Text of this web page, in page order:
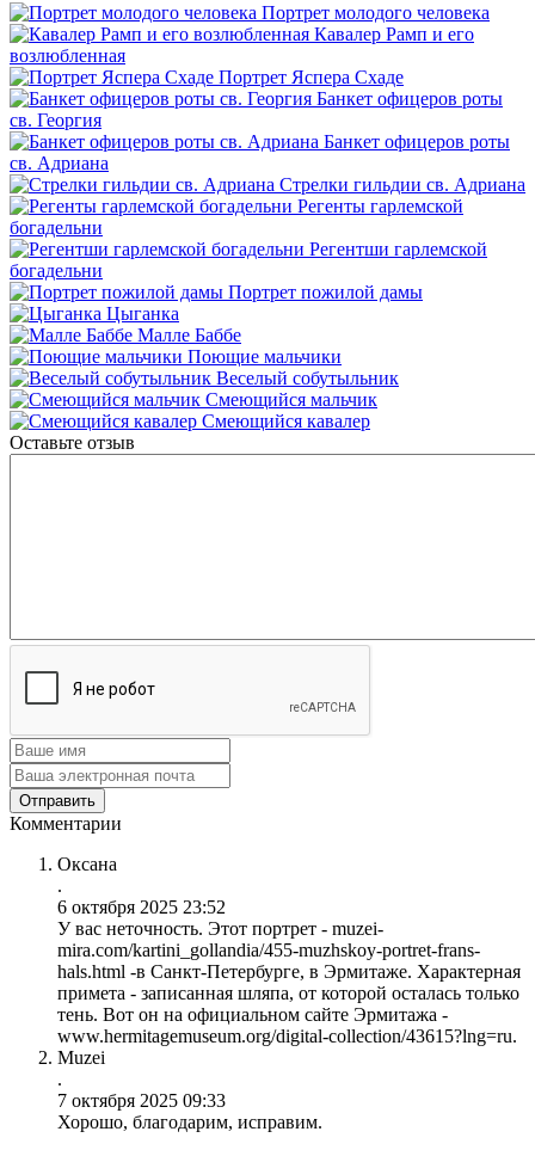
Портрет молодого человека
Кавалер Рамп и его
возлюбленная
Портрет Яспера Схаде
Банкет офицеров роты
св. Георгия
Банкет офицеров роты
св. Адриана
Стрелки гильдии св. Адриана
Регенты гарлемской
богадельни
Регентши гарлемской
богадельни
Портрет пожилой дамы
Цыганка
Малле Баббе
Поющие мальчики
Веселый собутыльник
Смеющийся мальчик
Смеющийся кавалер
Оставьте отзыв
Комментарии
Оксана
.
6 октября 2025 23:52
У вас неточность. Этот портрет - muzei-
mira.com/kartini_gollandia/455-muzhskoy-portret-frans-
hals.html -в Санкт-Петербурге, в Эрмитаже. Характерная
примета - записанная шляпа, от которой осталась только
тень. Вот он на официальном сайте Эрмитажа -
www.hermitagemuseum.org/digital-collection/43615?lng=ru.
Muzei
.
7 октября 2025 09:33
Хорошо, благодарим, исправим.